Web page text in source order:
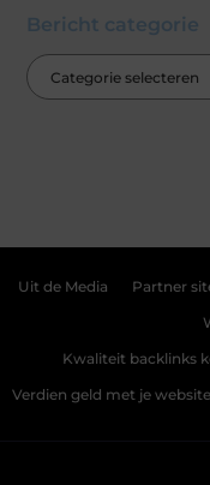
Bericht categorie
Uit de Media Partner
Kwaliteit backlinks
Verdien geld met je